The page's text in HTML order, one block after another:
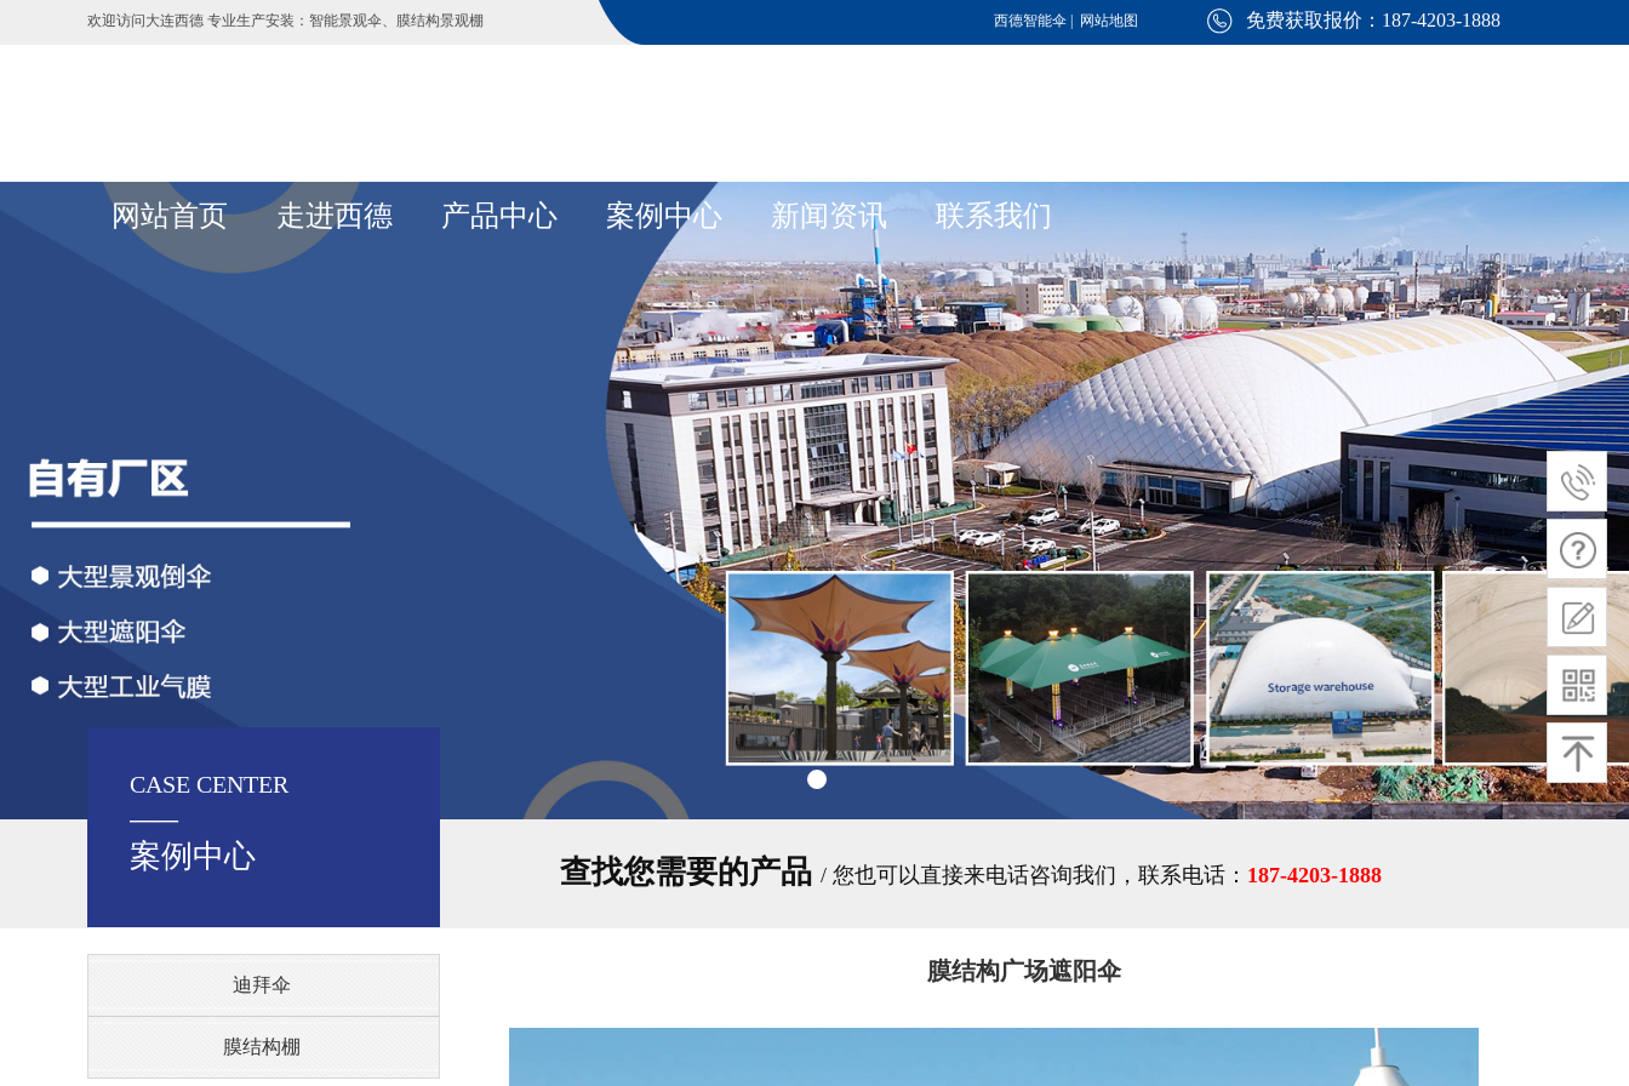
免费获取报价：187-4203-1888
欢迎访问大连西德 专业生产安装：智能景观伞、膜结构景观棚 西德智能伞 | 网站地图
网站首页 走进西德 产品中心 案例中心 新闻资讯 联系我们
CASE CENTER
——
案例中心 查找您需要的产品 / 您也可以直接来电话咨询我们，联系电话： 187-4203-1888
迪拜伞
膜结构棚
膜结构广场遮阳伞